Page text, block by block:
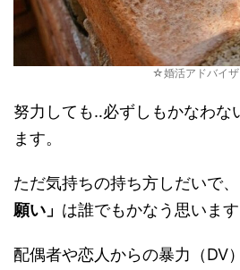
☆婚活アドバイザ
努力しても‥必ずしもかなわな
ます。
ただ気持ちの持ち方しだいで、
願い」 は誰でもかなう思います
配偶者や恋人からの暴力（DV